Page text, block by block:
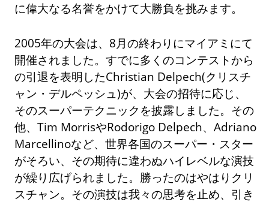
に偉大なる名誉をかけて大勝負を挑みます。
2005年の大会は、8月の終わりにマイアミにて
開催されました。すでに多くのコンテストから
の引退を表明したChristian Delpech(クリスチ
ャン・デルペッシュ)が、大会の招待に応じ、
そのスーパーテクニックを披露しました。その
他、Tim MorrisやRodorigo Delpech、Adriano
Marcellinoなど、世界各国のスーパー・スター
がそろい、その期待に違わぬハイレベルな演技
が繰り広げられました。勝ったのはやはりクリ
スチャン。その演技は我々の思考を止め、引き